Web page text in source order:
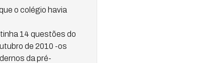
o colégio havia
14 questões do
de 2010 -os
da pré-